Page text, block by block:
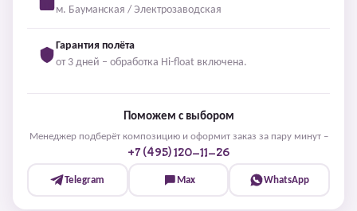
м. Бауманская / Электрозаводская
Гарантия полёта
от 3 дней – обработка Hi-float включена.
Поможем с выбором
Менеджер подберёт композицию и оформит заказ за пару минут –
+7 (495) 120-11-26
Telegram Max WhatsApp